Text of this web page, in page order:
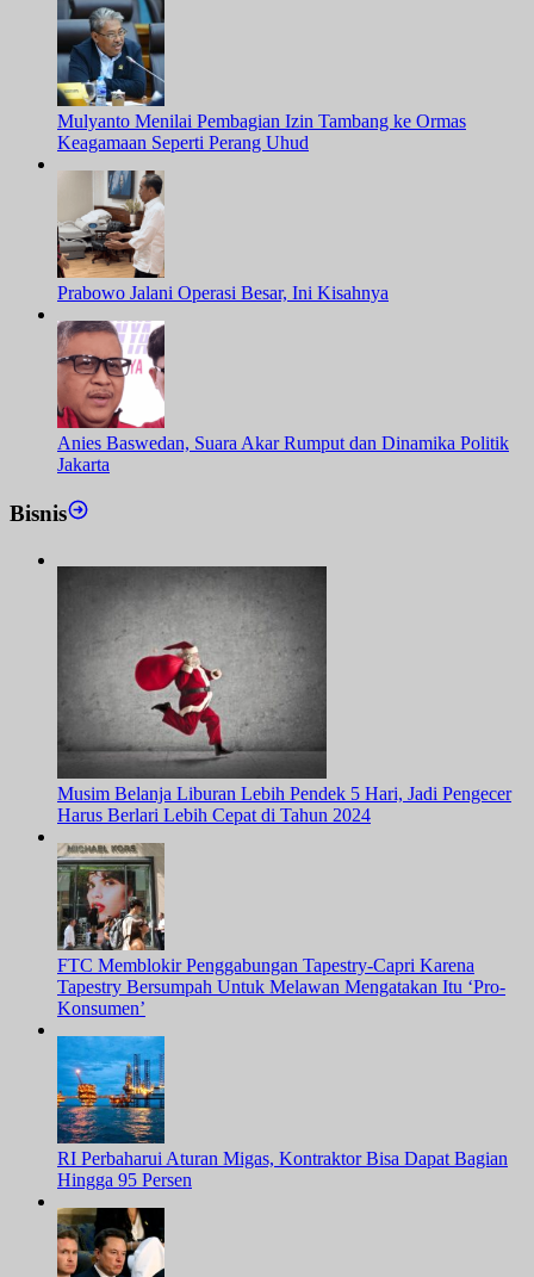
Mulyanto Menilai Pembagian Izin Tambang ke Ormas
Keagamaan Seperti Perang Uhud
Prabowo Jalani Operasi Besar, Ini Kisahnya
Anies Baswedan, Suara Akar Rumput dan Dinamika Politik
Jakarta
Bisnis
Musim Belanja Liburan Lebih Pendek 5 Hari, Jadi Pengecer
Harus Berlari Lebih Cepat di Tahun 2024
FTC Memblokir Penggabungan Tapestry-Capri Karena
Tapestry Bersumpah Untuk Melawan Mengatakan Itu ‘Pro-
Konsumen’
RI Perbaharui Aturan Migas, Kontraktor Bisa Dapat Bagian
Hingga 95 Persen